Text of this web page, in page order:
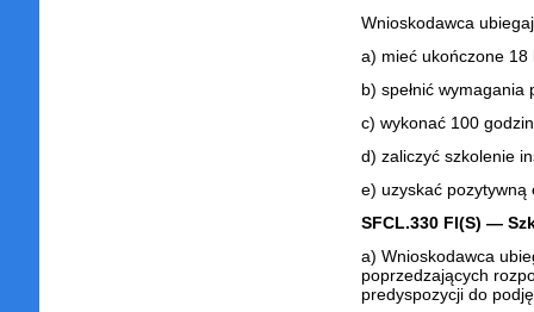
Wnioskodawca
a) mieć ukończone 18
b) spełnić
c) wykonać 100
d) zaliczyć szkolenie
e) uzyskać
SFCL.330 FI(S) —
a) Wnioskodawca
poprzedzających
predyspozycji do